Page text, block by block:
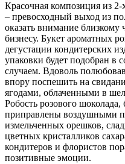
Красочная композиция из
– превосходный выход из
оказать внимание близкому
бизнесу. Букет ароматных
дегустации кондитерских
упаковки будет подобран в
случаем. Вдоволь
впору поспешить на
ягодами, облаченными в
Робость розового шоколада,
приправлены воздушными
измельченных орешков,
цветных кристалликов
кондитеров и флористов
позитивные эмоции.